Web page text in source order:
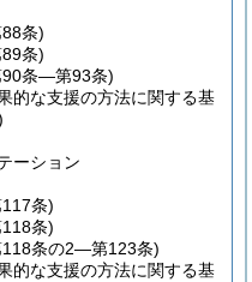
条)
条)
90条―第93条)
的な支援の方法に関する基
ーション
条)
条)
条の2―第123条)
的な支援の方法に関する基